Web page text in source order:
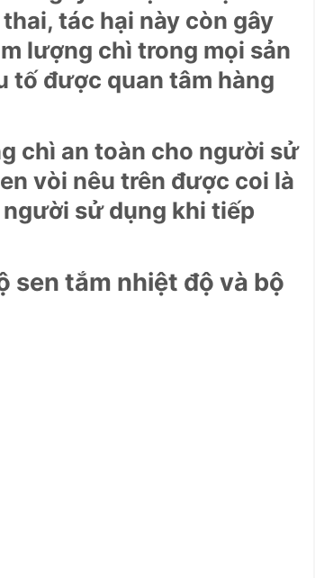
tác hại này còn gây
lượng chì trong mọi sản
tố được quan tâm hàng
chì an toàn cho người sử
vòi nêu trên được coi là
sử dụng khi tiếp
sen tắm nhiệt độ và bộ